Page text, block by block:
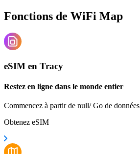
Fonctions de WiFi Map
eSIM en Tracy
Restez en ligne dans le monde entier
Commencez à partir de null/ Go de données
Obtenez eSIM